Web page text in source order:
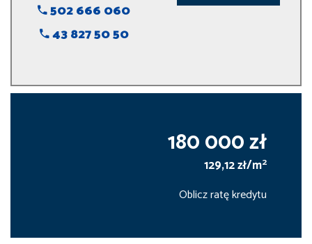
502 666 060
43 827 50 50
180 000 zł
129,12 zł/m2
Oblicz ratę kredytu